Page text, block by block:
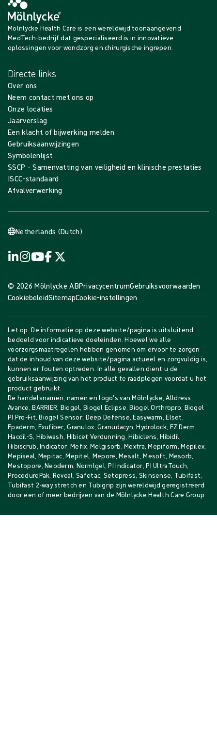
Mölnlycke Health Care is een wereldwijd toonaangevend
MedTech-bedrijf dat gespecialiseerd is in innovatieve
oplossingen voor wondzorg en chirurgische ingrepen.
Directe links
Over ons
Neem contact met ons op
Onze locaties
Jaarverslag
Een klacht of bijwerking melden
Gebruiksaanwijzingen
Symbolenlijst
SSCP - Samenvatting van veiligheid en klinische prestaties
ISCC-standaard
Afvalverwerking
Netherlands (Dutch)
© 2026 Mölnlycke ABPrivacycentrumGebruiksvoorwaarden
CookiebeleidSitemapCookie-instellingen
Let op: De informatie op deze website/pagina is uitsluitend
bedoeld voor indicatieve doeleinden. Hoewel we alle
voorzorgsmaatregelen hebben genomen om ervoor te zorgen
dat de inhoud van deze website/pagina actueel en zorgvuldig is,
kunnen er fouten optreden. In alle gevallen dient u de
gebruiksaanwijzing van het product te raadplegen voordat u het
product gebruikt.
De handelsnamen, namen en logo's van Mölnlycke, Alldress,
Avance, BARRIER, Biogel, Biogel Eclipse, Biogel Orthropro, Biogel
PI Pro-Fit, Biogel Sensor, Deep Defense, Easywarm, Elset,
Epaderm, Exufiber, Granulox, Granudacyn, Hydrolock, EZ Derm,
Hacdil-S, Hibiwash, Hibicet Verdunning, Hibiclens, Hibidil,
Hibiscrub, Indicator, Mefix, Melgisorb, Mextra, Mepiform, Mepilex,
Mepiseal, Mepitac, Mepitel, Mepore, Mesalt, Mesoft, Mesorb,
Mestopore, Neoderm, Normlgel, PI Indicator, PI UltraTouch,
ProcedurePak, Reveal, Safetac, Setopress, Skinsense, Tubifast,
Tubifast 2-way stretch en Tubigrip zijn wereldwijd geregistreerd
door een of meer bedrijven van de Mölnlycke Health Care Group.